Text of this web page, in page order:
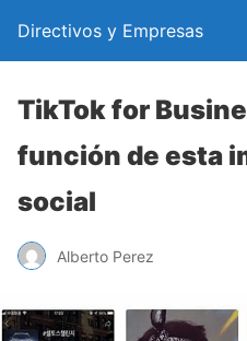
Directivos y Empresas
TikTok for
función de esta
social
Alberto Perez